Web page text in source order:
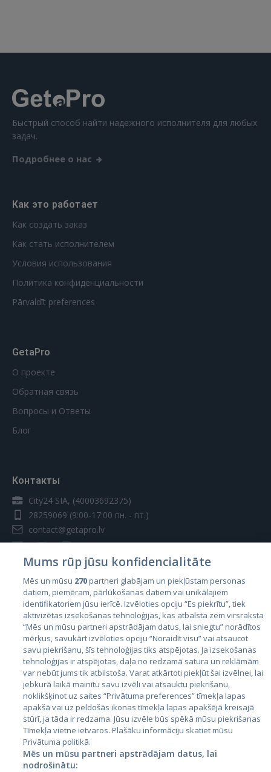
Быстрый способ найти надежного исполнителя для любых
задач.
Подробнее о нас
Как это работает
Как создать заказ
Как стать исполнителем
Условия использования
Политика конфиденциальности
Pārvaldīt preferences
GetaPro
О проекте
Обратная связь
Вопросы и Ответы
Блог
Контакты
City24 SIA, (40003692375)
28259069 (9:00-17:00 пн. - пт.)
contact@getapro.lv
Страны
Эстония
Латвия
Литва
Mums rūp jūsu konfidencialitāte
Mēs un mūsu 270partneri glabājam un piekļūstam personas
datiem, piemēram, pārlūkošanas datiem vai unikālajiem
identifikatoriem jūsu ierīcē. Izvēloties opciju “Es piekrītu”, tiek
aktivizētas izsekošanas tehnoloģijas, kas atbalsta zem virsraksta
“Mēs un mūsu partneri apstrādājam datus, lai sniegtu” norādītos
mērķus, savukārt izvēloties opciju “Noraidīt visu” vai atsaucot
savu piekrišanu, šīs tehnoloģijas tiks atspējotas. Ja izsekošanas
tehnoloģijas ir atspējotas, daļa no redzamā satura un reklāmām
var nebūt jums tik atbilstoša. Varat atkārtoti piekļūt šai izvēlnei, lai
jebkurā laikā mainītu savu izvēli vai atsauktu piekrišanu,
noklikšķinot uz saites “Privātuma preferences” tīmekļa lapas
apakšā vai uz peldošās ikonas tīmekļa lapas apakšējā kreisajā
stūrī, ja tāda ir redzama. Jūsu izvēle būs spēkā mūsu piekrišanas
Tīmekļa vietne ietvaros. Plašāku informāciju skatiet mūsu
Privātuma politikā.
Mēs un mūsu partneri apstrādājam datus, lai
nodrošinātu: